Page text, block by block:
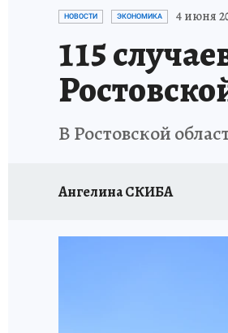
ЗАПОВЕДНАЯ
НОВОСТИ ЭКОНОМИКА 4 июня
115
В Ростовской
Ангелина СКИБА